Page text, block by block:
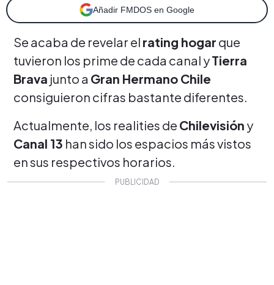
Añadir FMDOS en Google
Se acaba de revelar el rating hogar que
tuvieron los prime de cada canal yTierra
Brava junto a Gran Hermano Chile
consiguieron cifras bastante diferentes.
Actualmente, los realities de Chilevisión y
Canal 13 han sido los espacios más vistos
en sus respectivos horarios.